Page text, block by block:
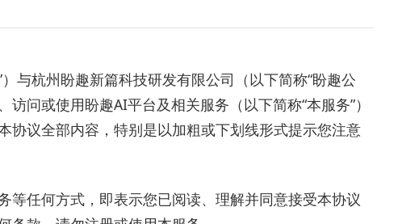
与杭州盼趣新篇科技研发有限公司（以下简称“盼趣公
访问或使用盼趣AI平台及相关服务（以下简称“本服务”）
协议全部内容，特别是以加粗或下划线形式提示您注意
等任何方式，即表示您已阅读、理解并同意接受本协议